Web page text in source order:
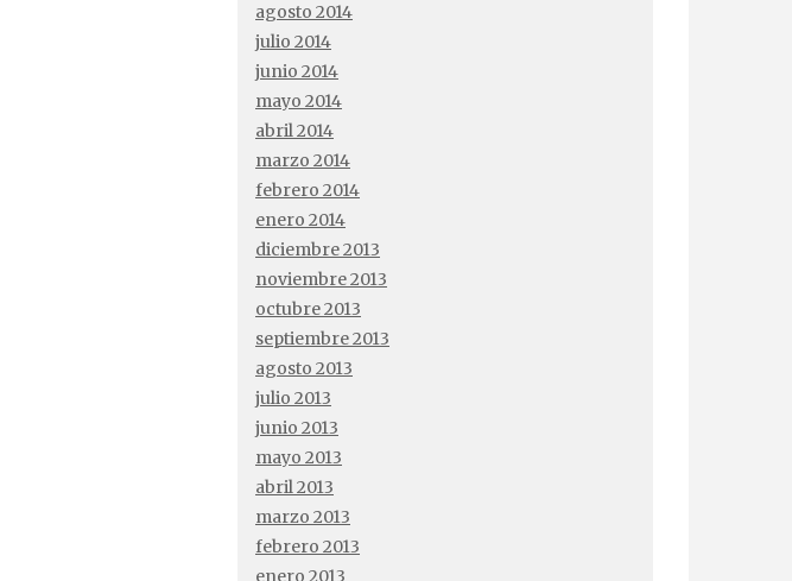
agosto 2014
julio 2014
junio 2014
mayo 2014
abril 2014
marzo 2014
febrero 2014
enero 2014
diciembre 2013
noviembre 2013
octubre 2013
septiembre 2013
agosto 2013
julio 2013
junio 2013
mayo 2013
abril 2013
marzo 2013
febrero 2013
enero 2013